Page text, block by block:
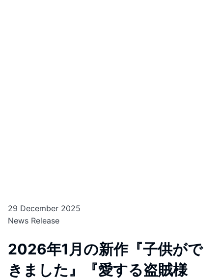
29 December 2025
News Release
2026年1月の新作『子供がで
きました』『愛する盗賊様